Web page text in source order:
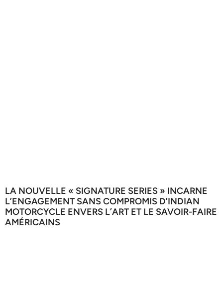
LA NOUVELLE « SIGNATURE SERIES » INCARNE
L’ENGAGEMENT SANS COMPROMIS D’INDIAN
MOTORCYCLE ENVERS L’ART ET LE SAVOIR-FAIRE
AMÉRICAINS